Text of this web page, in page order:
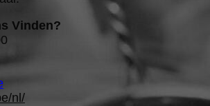
Vinden?
nl/